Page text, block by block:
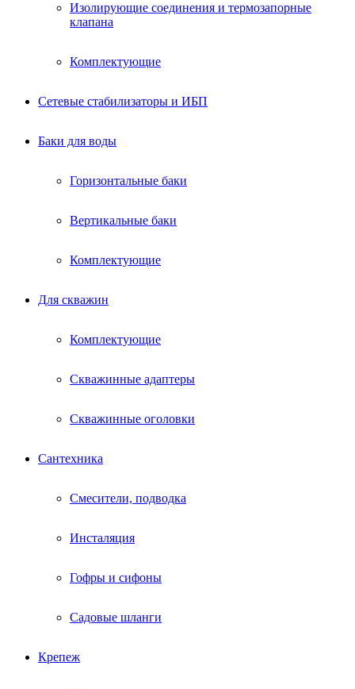
Изолирующие соединения и термозапорные
клапана
Комплектующие
Сетевые стабилизаторы и ИБП
Баки для воды
Горизонтальные баки
Вертикальные баки
Комплектующие
Для скважин
Комплектующие
Скважинные адаптеры
Скважинные оголовки
Сантехника
Смесители, подводка
Инсталяция
Гофры и сифоны
Садовые шланги
Крепеж